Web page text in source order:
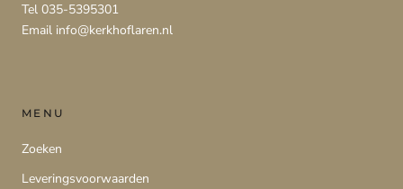
Tel 035-5395301
Email info@kerkhoflaren.nl
MENU
Zoeken
Leveringsvoorwaarden